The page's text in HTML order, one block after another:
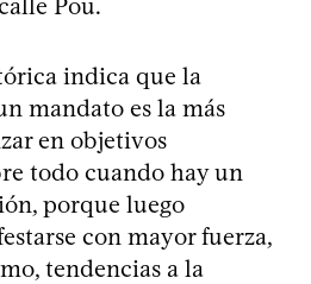
indica que la
mandato es la más
en objetivos
todo cuando hay un
porque luego
con mayor fuerza,
tendencias a la